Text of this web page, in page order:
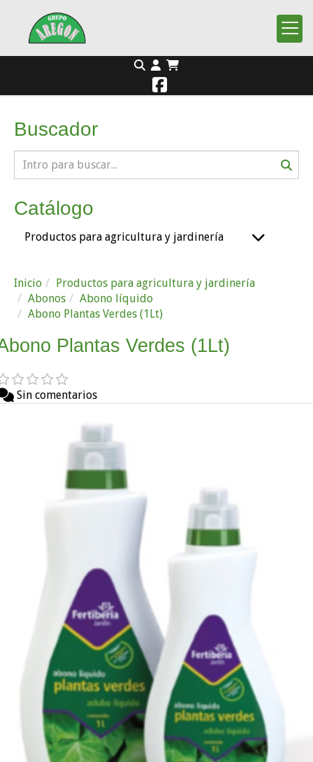
Buscador
Catálogo
Productos para agricultura y jardinería
Inicio
Productos para agricultura y jardinería
Abonos
Abono líquido
Abono Plantas Verdes (1Lt)
Plantas Verdes (1Lt)
Sin comentarios